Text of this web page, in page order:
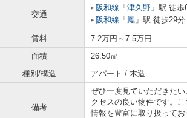
交通
阪和線 「 津久野 」駅 徒歩
阪和線 「 鳳 」駅 徒歩29分
賃料 7.2万円～7.5万円
面積
26.50㎡
種別/構造
アパート / 木造
備考
ぜひ一度見ていただきた
クセスの良い物件です。
情報を豊富に取り扱って